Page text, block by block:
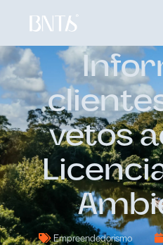
vetos
Empreendedorismo